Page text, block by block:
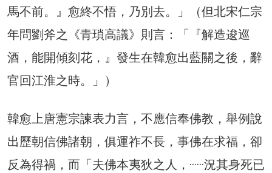
馬不前。』愈終不悟，乃別去。」（但北宋仁宗
年問劉斧之《青瑣高議》則言：「『解造逡巡
酒，能開傾刻花，』發生在韓愈出藍關之後，辭
官回江淮之時。」）
韓愈上唐憲宗諫表力言，不應信奉佛教，舉例說
出歷朝信佛諸朝，俱運祚不長，事佛在求福，卻
反為得禍，而「夫佛本夷狄之人，······況其身死已